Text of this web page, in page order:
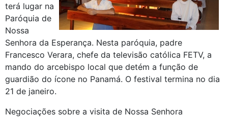
terá lugar na
Paróquia de
Nossa
Senhora da Esperança. Nesta paróquia, padre
Francesco Verara, chefe da televisão católica FETV, a
mando do arcebispo local que detém a função de
guardião do ícone no Panamá. O festival termina no dia
21 de janeiro.
Negociações sobre a visita de Nossa Senhora